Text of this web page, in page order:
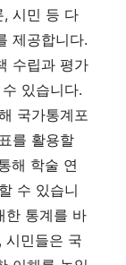
, 시민 등 다
제공합니다.
수립과 평가
있습니다.
국가통계포
를 활용할
해 학술 연
수 있습니
한 통계를 바
시민들은 국